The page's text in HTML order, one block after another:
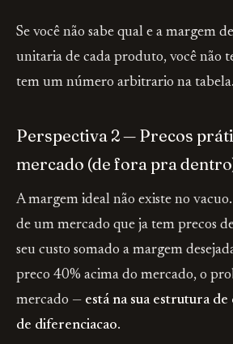
Se você não sabe qual e a margem
unitaria de cada produto, você não
tem um número arbitrario na tabela.
Perspectiva 2 — Precos
mercado (de fora pra
A margem ideal não existe no
de um mercado que ja tem precos
seu custo somado a margem
preco 40% acima do mercado, o
mercado — está na sua estrutura
de diferenciacao.